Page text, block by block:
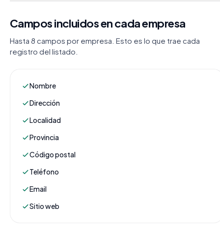
Campos incluidos en cada empresa
Hasta 8 campos por empresa. Esto es lo que trae cada
registro del listado.
Nombre
Dirección
Localidad
Provincia
Código postal
Teléfono
Email
Sitio web